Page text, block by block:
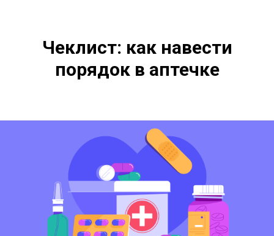
Чеклист: как навести
порядок в аптечке